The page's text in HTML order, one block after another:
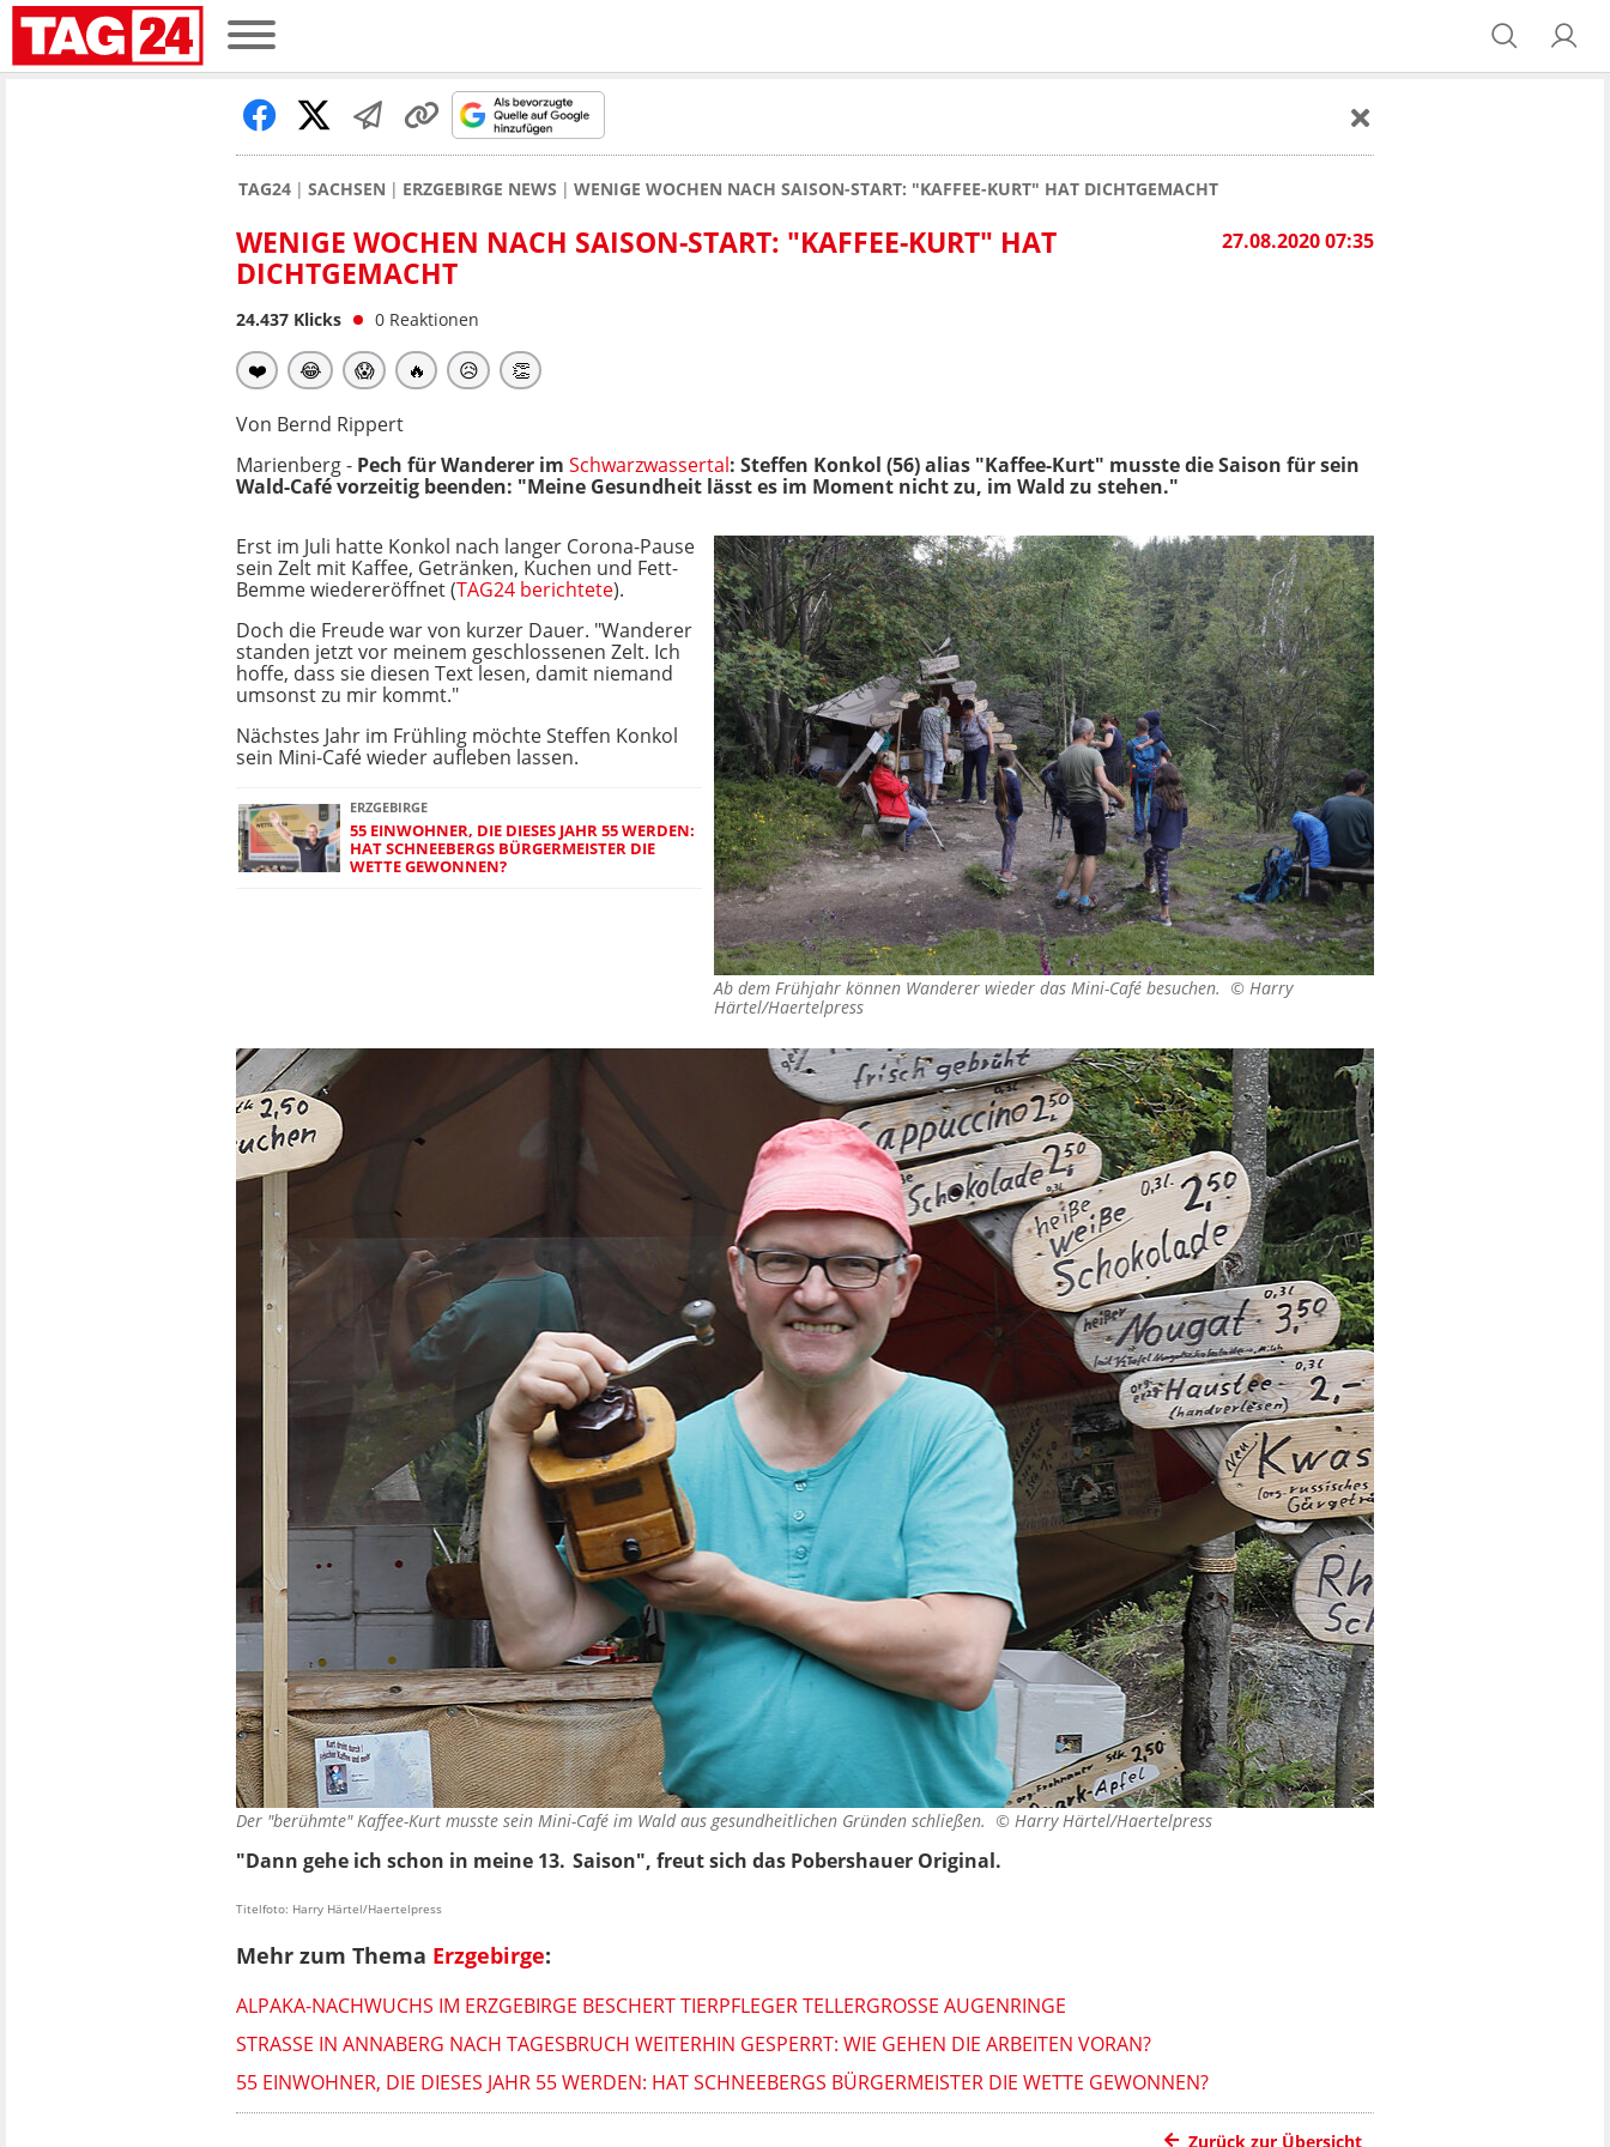
TAG24 SACHSEN ERZGEBIRGE NEWS WENIGE WOCHEN NACH SAISON-START: "KAFFEE-KURT" HAT DICHTGEMACHT
27.08.2020 07:35
WENIGE WOCHEN NACH SAISON-START: "KAFFEE-KURT" HAT
DICHTGEMACHT
24.437 Klicks 0 Reaktionen
❤️ 😂 😱 🔥 😥 👏
Von Bernd Rippert
Marienberg - Pech für Wanderer im Schwarzwassertal: Steffen Konkol (56) alias "Kaffee-Kurt" musste die Saison für sein
Wald-Café vorzeitig beenden: "Meine Gesundheit lässt es im Moment nicht zu, im Wald zu stehen."
Ab dem Frühjahr können Wanderer wieder das Mini-Café besuchen. © Harry
Härtel/Haertelpress
Erst im Juli hatte Konkol nach langer Corona-Pause
sein Zelt mit Kaffee, Getränken, Kuchen und Fett-
Bemme wiedereröffnet (TAG24 berichtete).
Doch die Freude war von kurzer Dauer. "Wanderer
standen jetzt vor meinem geschlossenen Zelt. Ich
hoffe, dass sie diesen Text lesen, damit niemand
umsonst zu mir kommt."
Nächstes Jahr im Frühling möchte Steffen Konkol
sein Mini-Café wieder aufleben lassen.
ERZGEBIRGE
55 EINWOHNER, DIE DIESES JAHR 55 WERDEN:
HAT SCHNEEBERGS BÜRGERMEISTER DIE
WETTE GEWONNEN?
Der "berühmte" Kaffee-Kurt musste sein Mini-Café im Wald aus gesundheitlichen Gründen schließen. © Harry Härtel/Haertelpress
"Dann gehe ich schon in meine 13. Saison", freut sich das Pobershauer Original.
Titelfoto: Harry Härtel/Haertelpress
Mehr zum Thema Erzgebirge:
ALPAKA-NACHWUCHS IM ERZGEBIRGE BESCHERT TIERPFLEGER TELLERGROSSE AUGENRINGE
STRASSE IN ANNABERG NACH TAGESBRUCH WEITERHIN GESPERRT: WIE GEHEN DIE ARBEITEN VORAN?
55 EINWOHNER, DIE DIESES JAHR 55 WERDEN: HAT SCHNEEBERGS BÜRGERMEISTER DIE WETTE GEWONNEN?
Zurück zur Übersicht